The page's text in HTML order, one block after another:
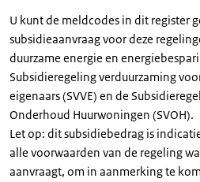
U kunt de meldcodes in dit register
subsidieaanvraag voor deze
duurzame energie en
Subsidieregeling verduurzaming
eigenaars (SVVE) en de
Onderhoud Huurwoningen (SVOH).
Let op: dit subsidiebedrag is
alle voorwaarden van de regeling
aanvraagt, om in aanmerking te